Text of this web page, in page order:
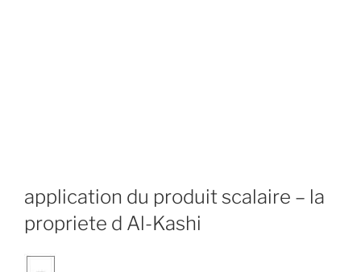
application du produit scalaire – la
propriete d Al-Kashi